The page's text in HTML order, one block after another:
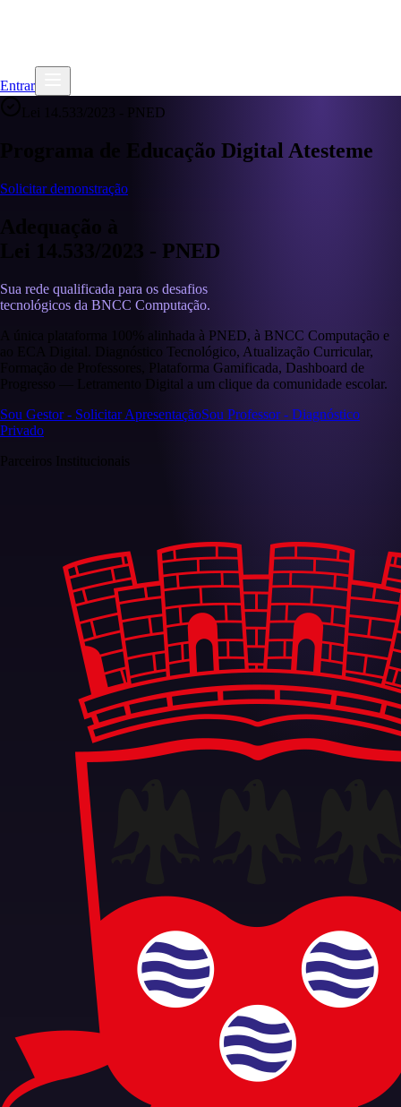
Entrar
Lei 14.533/2023 - PNED
Programa de Educação Digital Atesteme
Solicitar demonstração
Lei 14.533/2023 - PNED
Sua rede qualificada para os desafios
tecnológicos da BNCC Computação.
A única plataforma 100% alinhada à PNED, à BNCC Computação e
ao ECA Digital. Diagnóstico Tecnológico, Atualização Curricular,
Formação de Professores, Plataforma Gamificada, Dashboard de
Progresso — Letramento Digital a um clique da comunidade escolar.
Sou Gestor - Solicitar ApresentaçãoSou Professor - Diagnóstico
Privado
Parceiros Institucionais